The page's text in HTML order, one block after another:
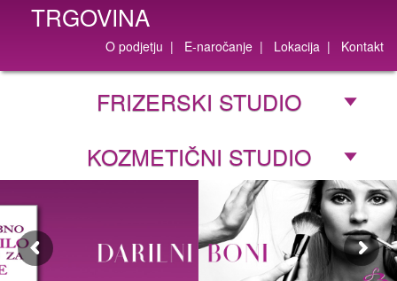
TRGOVINA
O podjetju | E-naročanje | Lokacija | Kontakt
FRIZERSKI STUDIO
KOZMETIČNI STUDIO